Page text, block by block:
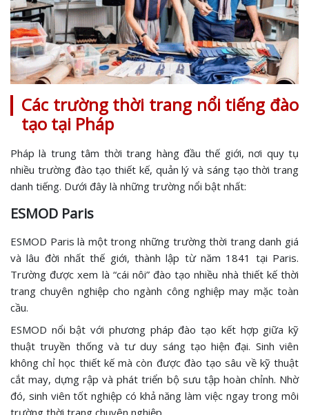
Các trường thời trang nổi tiếng đào
tạo tại Pháp
Pháp là trung tâm thời trang hàng đầu thế giới, nơi quy tụ
nhiều trường đào tạo thiết kế, quản lý và sáng tạo thời trang
danh tiếng. Dưới đây là những trường nổi bật nhất:
ESMOD Paris
ESMOD Paris là một trong những trường thời trang danh giá
và lâu đời nhất thế giới, thành lập từ năm 1841 tại Paris.
Trường được xem là “cái nôi” đào tạo nhiều nhà thiết kế thời
trang chuyên nghiệp cho ngành công nghiệp may mặc toàn
cầu.
ESMOD nổi bật với phương pháp đào tạo kết hợp giữa kỹ
thuật truyền thống và tư duy sáng tạo hiện đại. Sinh viên
không chỉ học thiết kế mà còn được đào tạo sâu về kỹ thuật
cắt may, dựng rập và phát triển bộ sưu tập hoàn chỉnh. Nhờ
đó, sinh viên tốt nghiệp có khả năng làm việc ngay trong môi
trường thời trang chuyên nghiệp.